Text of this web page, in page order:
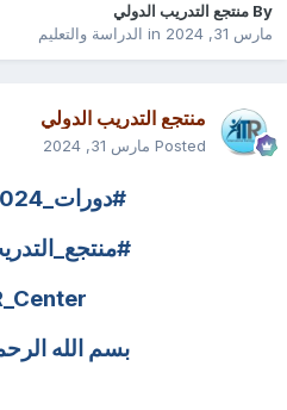
By منتجع التدريب الدولي
مارس 31, 2024
in الدراسة والتعليم
منتجع التدريب الدولي
Posted مارس 31, 2024
#دورات_2024_2025
بسم الله